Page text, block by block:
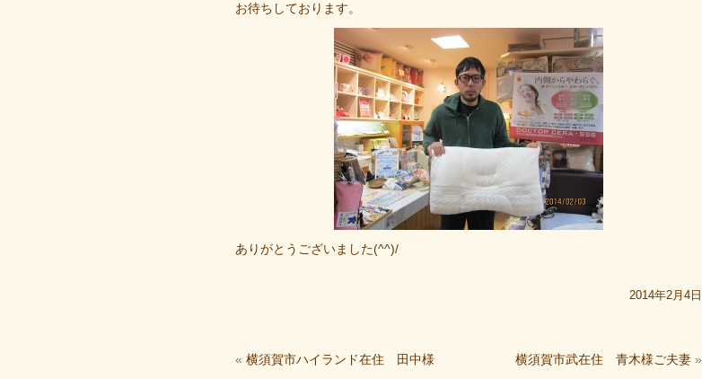
お待ちしております。
ありがとうございました(^^)/
2014年2月4日
« 横須賀市ハイランド在住 田中様 横須賀市武在住 青木様ご夫妻 »